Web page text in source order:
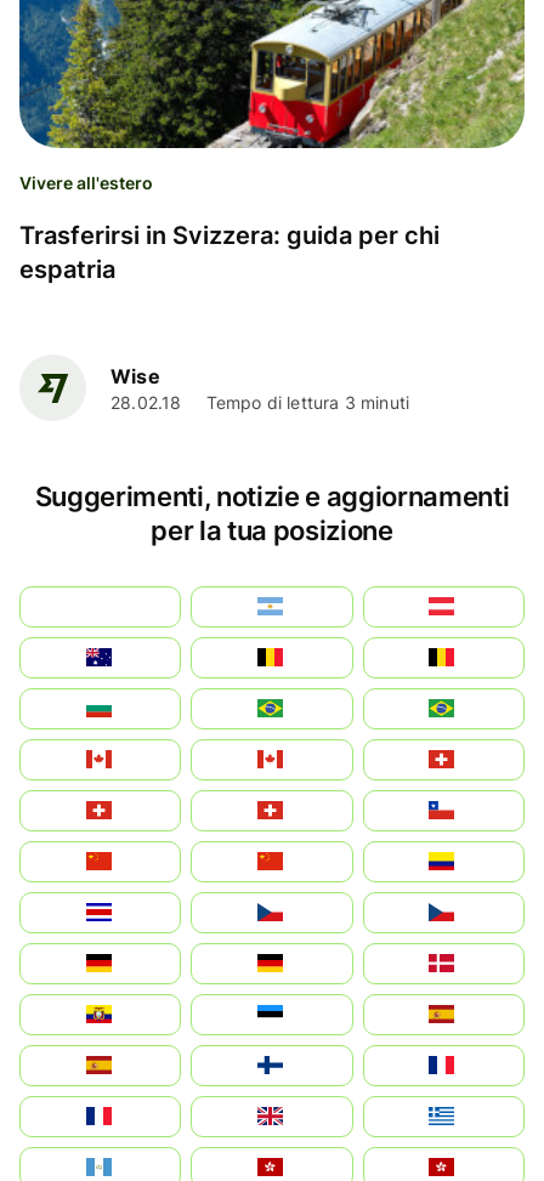
Vivere all'estero
Trasferirsi in Svizzera: guida per chi
espatria
Wise
28.02.18 Tempo di lettura 3 minuti
Suggerimenti, notizie e aggiornamenti
per la tua posizione
بالعربية
Argentina
Österreich
Australia
België
Belgique
България
Brasil (ES)
Brasil
Canada (FR)
Canada
Svizzera
Suisse
Schweiz
Chile
中国
China
Colombia
Costa Rica
Czechia
Česko
Deutschland
Germany
Danmark
Ecuador
Eesti
Spain
España
Suomi
France
France
United Kingdom
Ελλάδα
Guatemala
Hong Kong
中國香港特別行政區